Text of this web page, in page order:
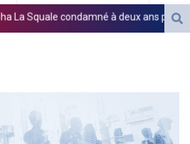
1491.937904
BDT 123.776354
BHD 0.377104
Squale condamné à deux ans pour des